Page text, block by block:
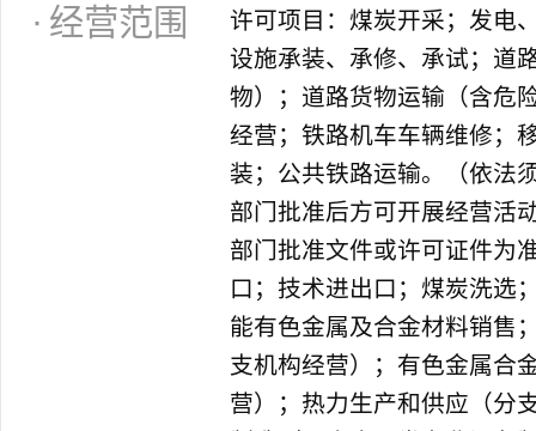
经营范围
许可项目：煤炭开采；发电
设施承装、承修、承试；道
物）；道路货物运输（含危
经营；铁路机车车辆维修；
装；公共铁路运输。（依法
部门批准后方可开展经营活
部门批准文件或许可证件为
口；技术进出口；煤炭洗选
能有色金属及合金材料销售
支机构经营）；有色金属合
营）；热力生产和供应（分